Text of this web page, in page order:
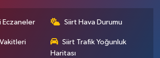
Eczaneler Siirt Hava Durumu
Siirt Trafik Yoğunluk
Haritası